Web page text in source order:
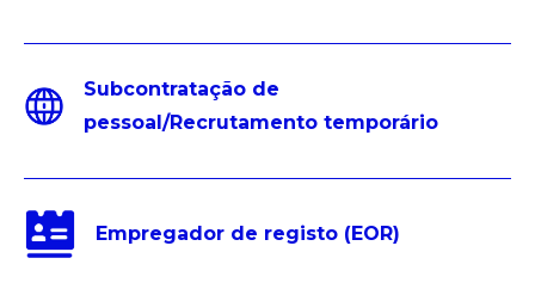
Subcontratação de
pessoal/Recrutamento temporário
Empregador de registo (EOR)